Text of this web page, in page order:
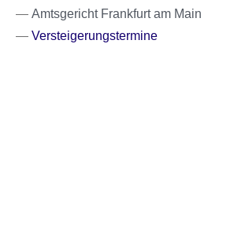
Amtsgericht Frankfurt am Main
Versteigerungstermine